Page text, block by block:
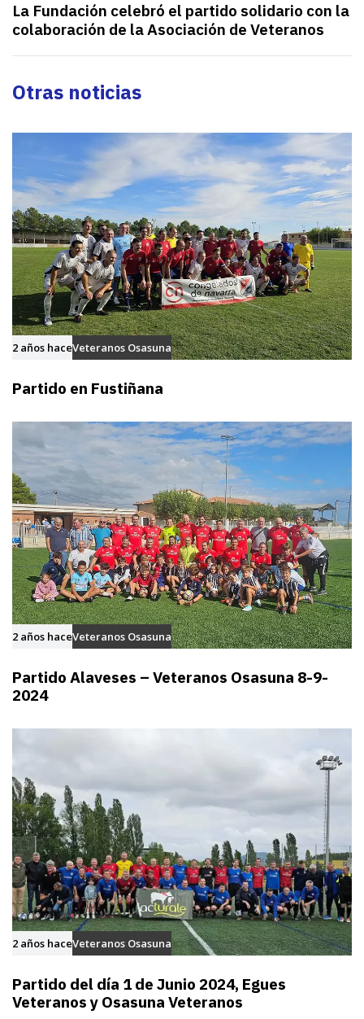
a
n
t
r
o
u
i
e
t
a
t
í
c
u
l
o
La Fundación celebró el partido solidario con la
colaboración de la Asociación de Veteranos
Otras noticias
2 años haceVeteranos Osasuna
Partido en Fustiñana
2 años haceVeteranos Osasuna
Partido Alaveses – Veteranos Osasuna 8-9-
2024
2 años haceVeteranos Osasuna
Partido del día 1 de Junio 2024, Egues
Veteranos y Osasuna Veteranos